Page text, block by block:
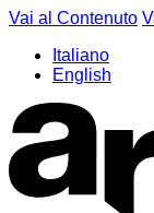
Vai al Contenuto
Italiano
English